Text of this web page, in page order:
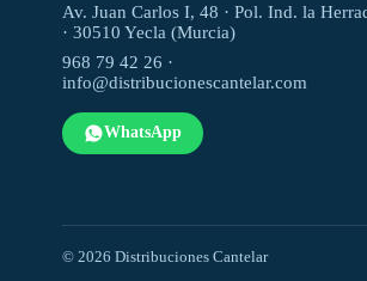
Av. Juan Carlos I, 48 · Pol. Ind. la
· 30510 Yecla (Murcia)
968 79 42 26 ·
info@distribucionescantelar.com
WhatsApp
© 2026 Distribuciones Cantelar